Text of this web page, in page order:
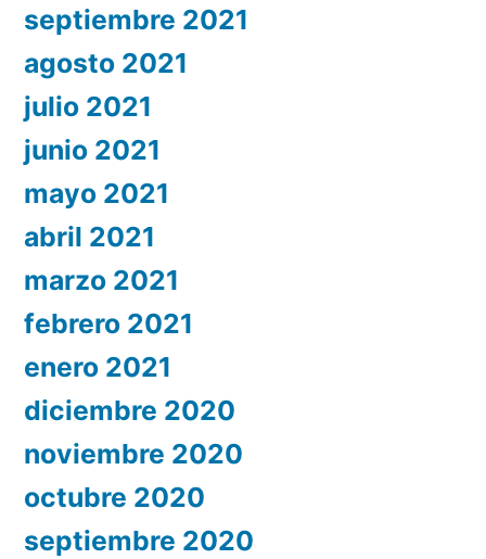
septiembre 2021
agosto 2021
julio 2021
junio 2021
mayo 2021
abril 2021
marzo 2021
febrero 2021
enero 2021
diciembre 2020
noviembre 2020
octubre 2020
septiembre 2020